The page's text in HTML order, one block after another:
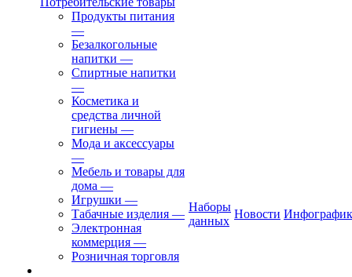
Продукты питания
—
Безалкогольные
напитки —
Спиртные напитки
—
Косметика и
средства личной
гигиены —
Мода и аксессуары
—
Мебель и товары для
дома —
Игрушки —
Табачные изделия —
Электронная
коммерция —
Розничная торговля
Наборы
данных
Новости